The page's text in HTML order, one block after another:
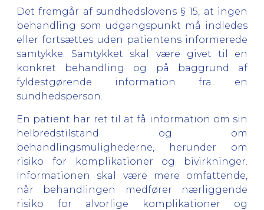
Det fremgår af sundhedslovens § 15, at ingen
behandling som udgangspunkt må indledes
eller fortsættes uden patientens informerede
samtykke. Samtykket skal være givet til en
konkret behandling og på baggrund af
fyldestgørende information fra en
sundhedsperson.
En patient har ret til at få information om sin
helbredstilstand og om
behandlingsmulighederne, herunder om
risiko for komplikationer og bivirkninger.
Informationen skal være mere omfattende,
når behandlingen medfører nærliggende
risiko for alvorlige komplikationer og